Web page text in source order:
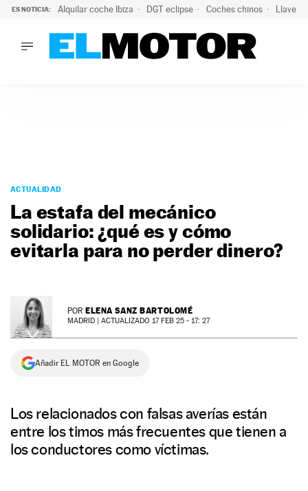
ES NOTICIA: Alquilar coche Ibiza DGT eclipse Coches chinos Llaves
PODCAST
MOTOS
TECNOLOGÍA
SUPERCOCHES
SERVICIOS
NEWSLETTER
SÍGUENOS
ACTUALIDAD
La estafa del mecánico
solidario: ¿qué es y cómo
evitarla para no perder dinero?
POR ELENA SANZ BARTOLOMÉ
MADRID | ACTUALIZADO 17 FEB 25 - 17: 27
Añadir EL MOTOR en Google
Los relacionados con falsas averías están
entre los timos más frecuentes que tienen a
los conductores como víctimas.